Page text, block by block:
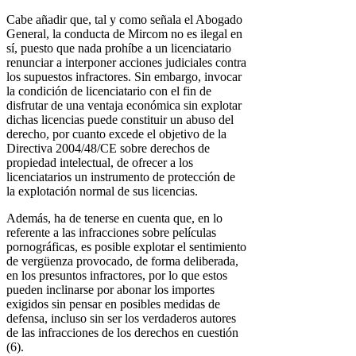
Cabe añadir que, tal y como señala el Abogado
General, la conducta de Mircom no es ilegal en
sí, puesto que nada prohíbe a un licenciatario
renunciar a interponer acciones judiciales contra
los supuestos infractores. Sin embargo, invocar
la condición de licenciatario con el fin de
disfrutar de una ventaja económica sin explotar
dichas licencias puede constituir un abuso del
derecho, por cuanto excede el objetivo de la
Directiva 2004/48/CE sobre derechos de
propiedad intelectual, de ofrecer a los
licenciatarios un instrumento de protección de
la explotación normal de sus licencias.
Además, ha de tenerse en cuenta que, en lo
referente a las infracciones sobre películas
pornográficas, es posible explotar el sentimiento
de vergüenza provocado, de forma deliberada,
en los presuntos infractores, por lo que estos
pueden inclinarse por abonar los importes
exigidos sin pensar en posibles medidas de
defensa, incluso sin ser los verdaderos autores
de las infracciones de los derechos en cuestión
(6).